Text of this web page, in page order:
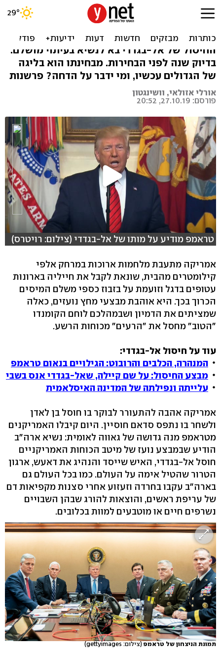
חיסול בפתח הקמפיין:
הניצחון של טראמפ
החיסול של אל-בגדדי בא לנשיא בעיתוי מושלם:
בדיוק שנה לפני הבחירות. מבחינתו הוא בליגה
של הגדולים עכשיו, ומי ידבר על הדחה? פרשנות
אורלי אזולאי, וושינגטון
פורסם: 27.10.19, 20:52
טראמפ מודיע על מותו של אל-בגדדי (צילום: רויטרס)
אמריקה מתעבת מלחמות ארוכות במרחק אלפי
קילומטרים מהבית, שונאת לקבל את חייליה בארונות
עטופים בדגל וזועמת על בזבוז כספי משלם המיסים
הכרוך בכך. היא אוהבת מבצעי מחץ נועזים, כאלה
שמציתים את הדמיון ושבמהלכם לוחם הקומנדו
"הטוב" מחסל את "הרעים" מכוחות הרשע.
עוד על חיסול אל-בגדדי:
המנהרה, הכלבים והרובוט: הגילויים בנאום טראמפ
מבצע החיסול: על שם קיילה, שאל-בגדדי אנס בשבי
עלייתה ונפילתה של המדינה האיסלאמית
אמריקה אהבה להתעורר לבוקר בו חוסל בן לאדן
ולשחר בו נתפס סדאם חוסיין. היום קיבלו האמריקנים
מטראמפ מנה גדושה של גאווה לאומית: נשיא ארה"ב
הודיע שבמבצע נועז של מיטב הכוחות האמריקניים
חוסל אל-בגדדי, האיש שייסד והנהיג את דאעש, ארגון
הטרור שהטיל אימה על העולם. כמו בכל העולם גם
בארה"ב עקבו בחרדה וזעזוע אחרי סצנות מקפיאות דם
של עריפת ראשים, והוצאות להורג שבהן השבויים
נשרפים חיים או מוטבעים למוות בכלובים.
תמונת הניצחון של טראמפ (צילום: gettyimages)